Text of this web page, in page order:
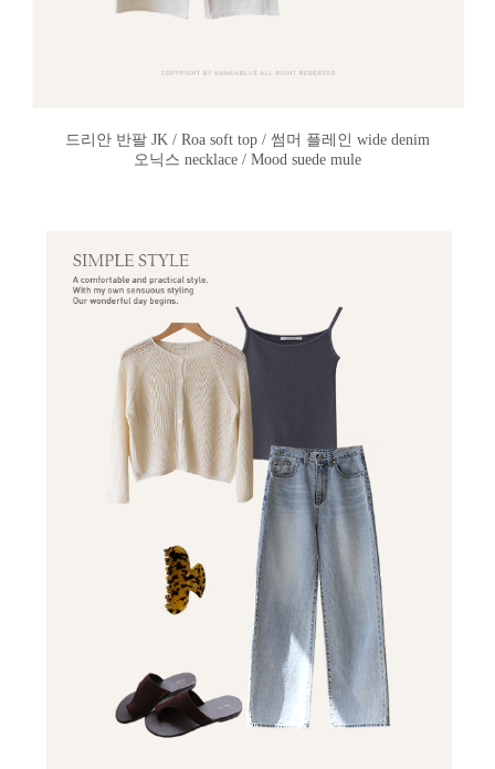
드리안 반팔 JK / Roa soft top / 썸머 플레인 wide denim
오닉스 necklace / Mood suede mule